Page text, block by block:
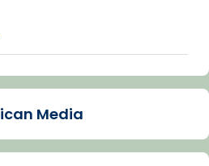
Barcelona
depressió. Fa gairebé
Lluís Companys, la
Media